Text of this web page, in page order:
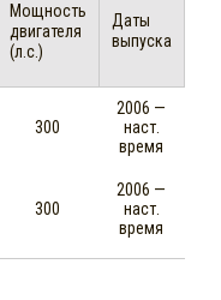
Мощность
двигателя
(л.с.)
Даты
выпуска
300
2006 —
наст.
время
300
2006 —
наст.
время